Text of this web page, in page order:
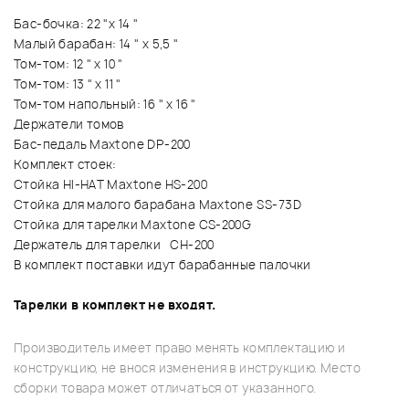
Бас-бочка: 22 "x 14 "
Малый барабан: 14 " x 5,5 "
Том-том: 12 " x 10 "
Том-том: 13 " x 11 "
Том-том напольный: 16 " x 16 "
Держатели томов
Бас-педаль Maxtone DP-200
Комплект стоек:
Стойка HI-HAT Maxtone HS-200
Cтойка для малого барабана Maxtone SS-73D
Cтойка для тарелки Maxtone CS-200G
Держатель для тарелки CH-200
В комплект поставки идут барабанные палочки
Тарелки в комплект не входят.
Производитель имеет право менять комплектацию и
конструкцию, не внося изменения в инструкцию. Место
сборки товара может отличаться от указанного.